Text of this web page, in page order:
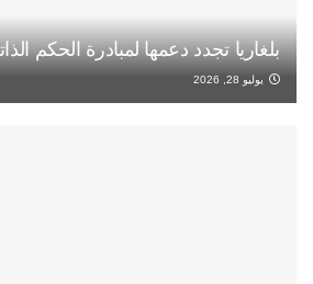
بلغاريا تجدد دعمها لمبادرة الحكم
يوليو 28, 2026